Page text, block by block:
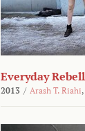
Everyday
2013 / Arash T. Riahi,